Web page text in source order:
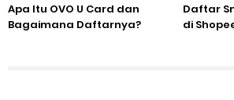
Apa Itu OVO U Card dan
Bagaimana Daftarnya?
Daftar
di